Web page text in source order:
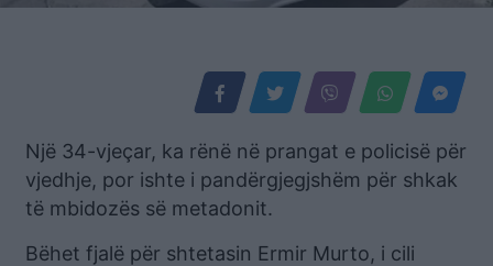
Një 34-vjeçar, ka rënë në prangat e policisë për
vjedhje, por ishte i pandërgjegjshëm për shkak
të mbidozës së metadonit.
Bëhet fjalë për shtetasin Ermir Murto, i cili